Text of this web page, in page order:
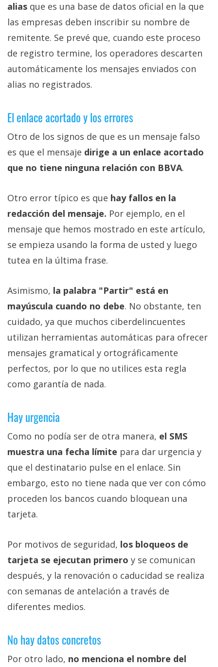
alias que es una base de datos oficial en la que
las empresas deben inscribir su nombre de
remitente. Se prevé que, cuando este proceso
de registro termine, los operadores descarten
automáticamente los mensajes enviados con
alias no registrados.
El enlace acortado y los errores
Otro de los signos de que es un mensaje falso
es que el mensaje dirige a un enlace acortado
que no tiene ninguna relación con BBVA.
Otro error típico es que hay fallos en la
redacción del mensaje. Por ejemplo, en el
mensaje que hemos mostrado en este artículo,
se empieza usando la forma de usted y luego
tutea en la última frase.
Asimismo, la palabra "Partir" está en
mayúscula cuando no debe. No obstante, ten
cuidado, ya que muchos ciberdelincuentes
utilizan herramientas automáticas para ofrecer
mensajes gramatical y ortográficamente
perfectos, por lo que no utilices esta regla
como garantía de nada.
Hay urgencia
Como no podía ser de otra manera, el SMS
muestra una fecha límite para dar urgencia y
que el destinatario pulse en el enlace. Sin
embargo, esto no tiene nada que ver con cómo
proceden los bancos cuando bloquean una
tarjeta.
Por motivos de seguridad, los bloqueos de
tarjeta se ejecutan primero y se comunican
después, y la renovación o caducidad se realiza
con semanas de antelación a través de
diferentes medios.
No hay datos concretos
Por otro lado, no menciona el nombre del